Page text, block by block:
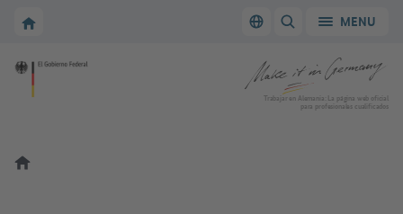
A la página de inicio de Make it in GermanyCambiar el idioma
MOSTRAR/MENU
A la página de inicio de Make it in Germany
Trabajar en Alemania: La página web oficial
para profesionales cualificados